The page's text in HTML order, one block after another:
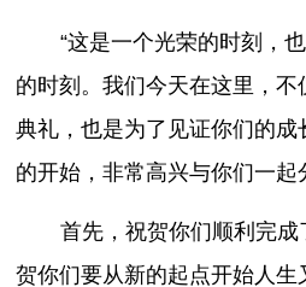
“这是一个光荣的时刻，
的时刻。我们今天在这里，
典礼，也是为了见证你们的
的开始，非常高兴与你们一起
首先，祝贺你们顺利完
贺你们要从新的起点开始人生